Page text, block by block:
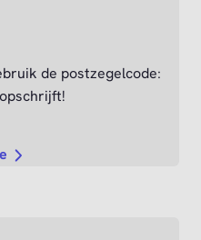
de postzegelcode: